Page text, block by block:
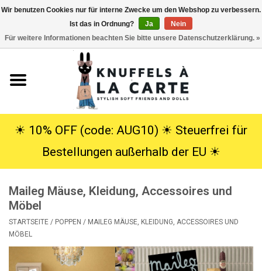
Kuscheltiere
SALE
Geschenke
☀︎ 10% OFF (code: AUG10) ☀︎ Steuerfrei für
Bestellungen außerhalb der EU ☀︎
Maileg Mäuse, Kleidung, Accessoires und
Möbel
STARTSEITE / POPPEN / MAILEG MÄUSE, KLEIDUNG, ACCESSOIRES UND
MÖBEL
Wir benutzen Cookies nur für interne Zwecke um den Webshop zu verbessern.
Ist das in Ordnung?
Ja
Nein
Für weitere Informationen beachten Sie bitte unsere Datenschutzerklärung. »